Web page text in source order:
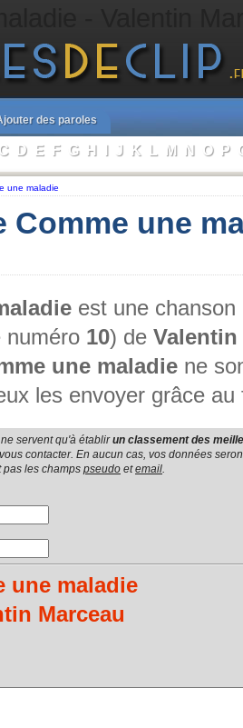
des paroles
C D E F G H I J K L M N O P
une maladie
Comme une
est une
numéro 10) de Valentin
une maladie ne
les envoyer grâce
servent qu'à établirun classement des
contacter. En aucun cas, vos données
les champs pseudo etemail.
une maladie
Marceau